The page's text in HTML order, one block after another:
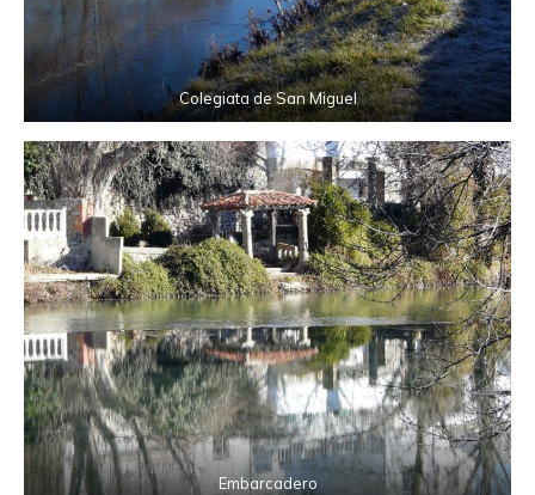
Colegiata de San Miguel
Embarcadero